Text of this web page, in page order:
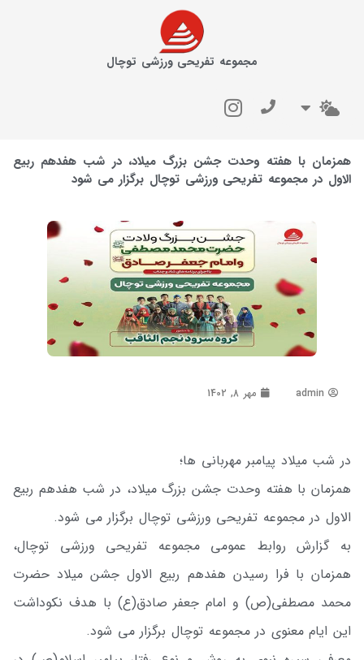
مجموعه تفریحی ورزشی توچال
همزمان با هفته وحدت جشن بزرگ میلاد، در شب هفدهم ربیع
الاول در مجموعه تفریحی ورزشی توچال برگزار می شود
admin مهر 8, 1402
در شب میلاد پیامبر مهربانی ها؛
همزمان با هفته وحدت جشن بزرگ میلاد، در شب هفدهم ربیع
الاول در مجموعه تفریحی ورزشی توچال برگزار می شود.
به گزارش روابط عمومی مجموعه تفریحی ورزشی توچال،
همزمان با فرا رسیدن هفدهم ربیع الاول جشن میلاد حضرت
محمد مصطفی(ص) و امام جعفر صادق(ع) با هدف نکوداشت
این ایام معنوی در مجموعه توچال برگزار می شود.